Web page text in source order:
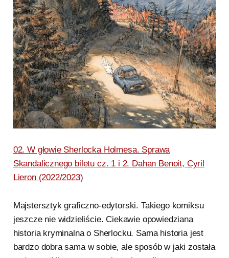
02. W głowie Sherlocka Holmesa. Sprawa
Skandalicznego biletu cz. 1 i 2. Dahan Benoit, Cyril
Lieron (2022/2023)
Majstersztyk graficzno-edytorski. Takiego komiksu
jeszcze nie widzieliście. Ciekawie opowiedziana
historia kryminalna o Sherlocku. Sama historia jest
bardzo dobra sama w sobie, ale sposób w jaki została